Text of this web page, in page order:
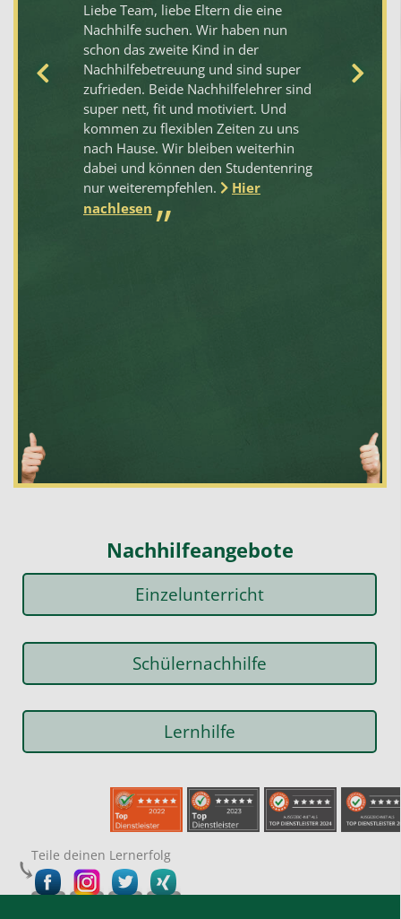
Liebe Team, liebe Eltern die eine
Nachhilfe suchen. Wir haben nun
schon das zweite Kind in der
Nachhilfebetreuung und sind super
zufrieden. Beide Nachhilfelehrer sind
super nett, fit und motiviert. Und
kommen zu flexiblen Zeiten zu uns
nach Hause. Wir bleiben weiterhin
dabei und können den Studentenring
nur weiterempfehlen.
Hier
nachlesen
Nachhilfeangebote
Einzelunterricht
Schülernachhilfe
Lernhilfe
Teile deinen Lernerfolg